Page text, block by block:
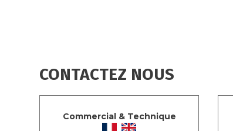
CONTACTEZ NOUS
Commercial & Technique